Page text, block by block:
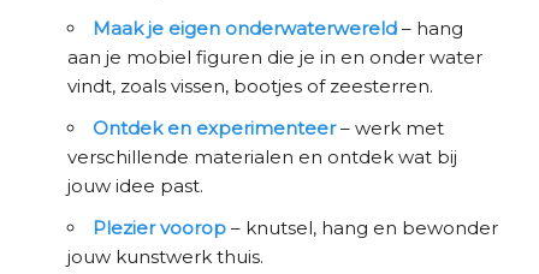
Maak je eigen onderwaterwereld– hang
aan je mobiel figuren die je in en onder water
vindt, zoals vissen, bootjes of zeesterren.
Ontdek en experimenteer– werk met
verschillende materialen en ontdek wat bij
jouw idee past.
Plezier voorop– knutsel, hang en bewonder
jouw kunstwerk thuis.